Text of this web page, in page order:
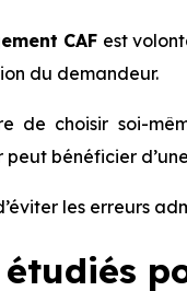
CAF est
du demandeur.
de choisir soi-
bénéficier d’une
les erreurs
étudiés